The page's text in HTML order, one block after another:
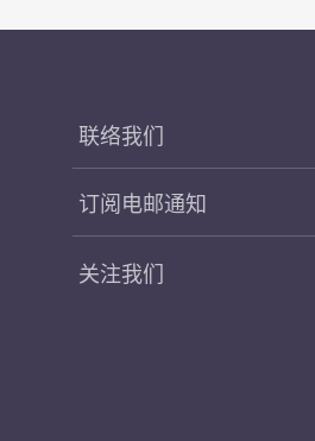
联络我们
订阅电邮通知
关注我们